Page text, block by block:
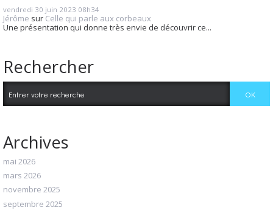
vendredi 30 juin 2023 08h34
Jérôme sur Celle qui parle aux corbeaux
Une présentation qui donne très envie de découvrir ce...
Rechercher
Archives
mai 2026
mars 2026
novembre 2025
septembre 2025